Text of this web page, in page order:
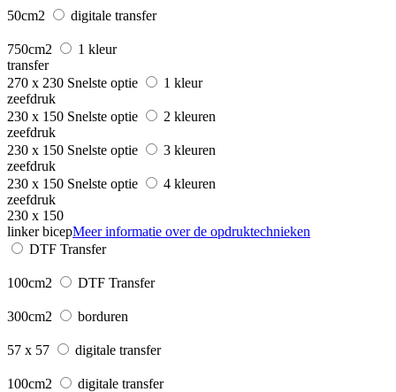
50cm2 digitale transfer
750cm2
1 kleur
transfer
270 x 230 Snelste optie
1 kleur
zeefdruk
230 x 150 Snelste optie
2 kleuren
zeefdruk
230 x 150 Snelste optie
3 kleuren
zeefdruk
230 x 150 Snelste optie
4 kleuren
zeefdruk
230 x 150
linker bicepMeer informatie over de opdruktechnieken
DTF Transfer
100cm2 DTF Transfer
300cm2 borduren
57 x 57 digitale transfer
100cm2 digitale transfer